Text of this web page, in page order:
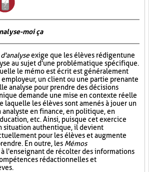
moi ça
exige que les élèves rédigent une
au sujet d'une problématique spécifique.
le mémo est écrit est généralement
un client ou une partie prenante
analyse pour prendre des décisions
demande une mise en contexte réelle
laquelle les élèves sont amenés à jouer un
en finance, en politique, en
etc. Ainsi, puisque cet exercice
situation authentique, il devient
pour les élèves et augmente
En outre, les Mémos
l'enseignant de récolter des informations
rédactionnelles et